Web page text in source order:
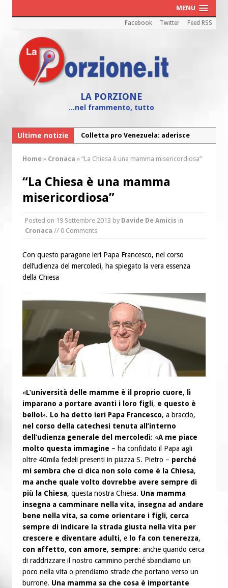
MENU
Facebook Twitter Feed RSS
LA PORZIONE
...nel frammento, tutto
Ultime notizie
Colletta pro Venezuela: aderisce
Fine vita: la Chiesa Cattolica inglese si
mobilita contro il suicidio assistito
Torna la festa della Madonnina a
Torna la festa di Sant’Andrea:
“Chiediamogli di legarci al bene”
è buono, giusto e santo per la nostra
Home » Cronaca » “La Chiesa è una mamma misericordiosa”
“La Chiesa è una mamma
misericordiosa”
Posted on 19 Settembre 2013 by Davide De Amicis in
Cronaca // 0 Comments
Con questo paragone ieri Papa Francesco, nel corso
dell’udienza del mercoledì, ha spiegato la vera essenza
della Chiesa
«L’università delle mamme è il proprio cuore, lì
imparano a portare avanti i loro figli, e questo è
bello!». Lo ha detto ieri Papa Francesco, a braccio,
nel corso della catechesi tenuta all’interno
dell’udienza generale del mercoledì: «A me piace
molto questa immagine – ha confidato il Papa agli
oltre 40mila fedeli presenti in piazza S. Pietro – perché
mi sembra che ci dica non solo come è la Chiesa,
ma anche quale volto dovrebbe avere sempre di
più la Chiesa, questa nostra Chiesa. Una mamma
insegna a camminare nella vita, insegna ad andare
bene nella vita, sa come orientare i figli, cerca
sempre di indicare la strada giusta nella vita per
crescere e diventare adulti, e lo fa con tenerezza,
con affetto, con amore, sempre: anche quando cerca
di raddrizzare il nostro cammino perché sbandiamo un
poco nella vita o prendiamo strade che portano verso un
burrone. Una mamma sa che cosa è importante